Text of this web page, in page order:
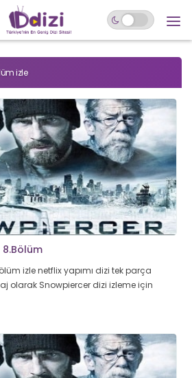
izle
8.Bölüm
izle netflix yapımı dizi tek parça
olarak Snowpiercer dizi izleme için